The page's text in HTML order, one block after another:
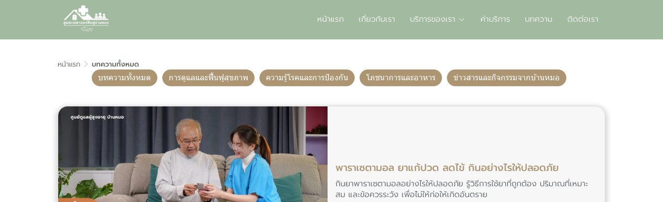
หน้าแรก เกี่ยวกับเรา บริการของเรา ค่าบริการ บทความ ติดต่อเรา
หน้าแรก บทความทั้งหมด
บทความทั้งหมด การดูแลและฟื้นฟูสุขภาพ ความรู้โรคและการป้องกัน โภชนาการและอาหาร ข่าวสารและกิจกรรมจากบ้านหมอ
พาราเซตามอล ยาแก้ปวด ลดไข้ กินอย่างไรให้ปลอดภัย
กินยาพาราเซตามอลอย่างไรให้ปลอดภัย รู้วิธีการใช้ยาที่ถูกต้อง ปริมาณที่เหมาะ
สม และข้อควรระวัง เพื่อไม่ให้ก่อให้เกิดอันตราย